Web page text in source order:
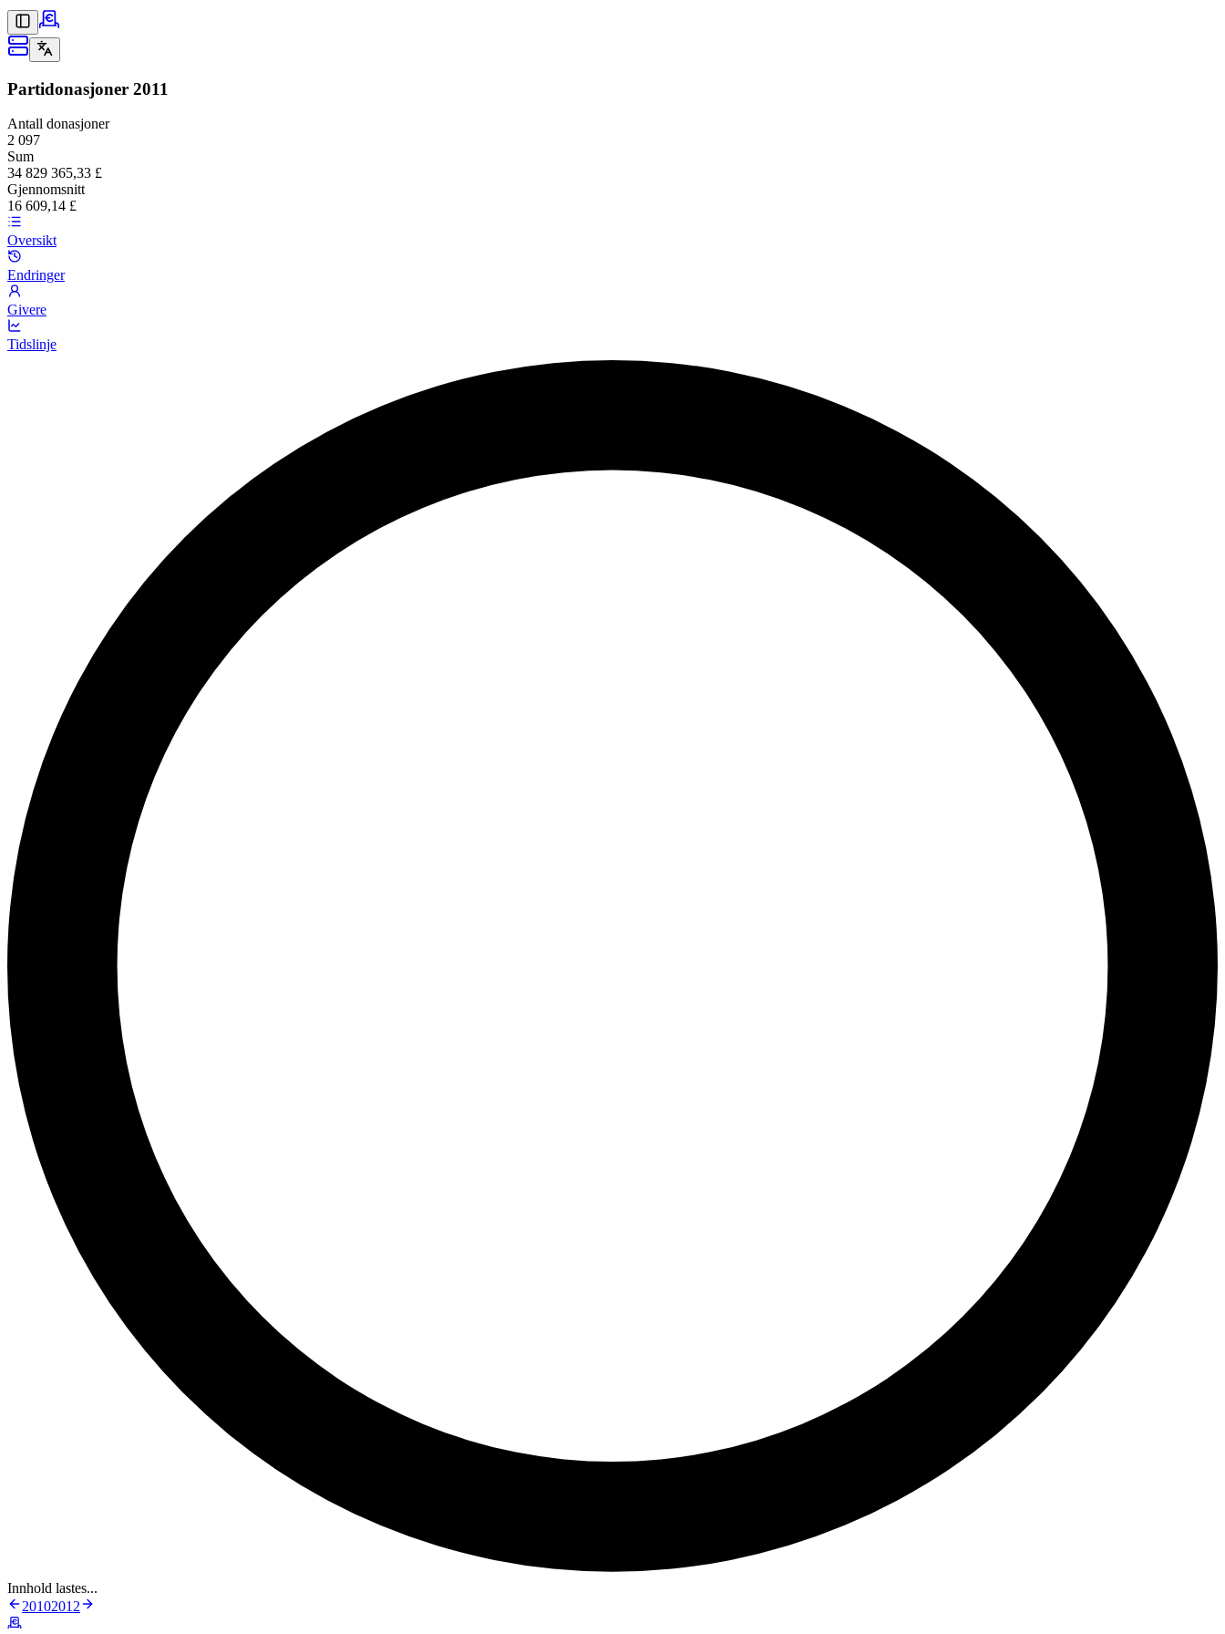
Partidonasjoner 2011
Antall donasjoner
2 097
Sum
34 829 365,33 £
Gjennomsnitt
16 609,14 £
Oversikt
Endringer
Givere
Tidslinje
Innhold lastes...
20102012